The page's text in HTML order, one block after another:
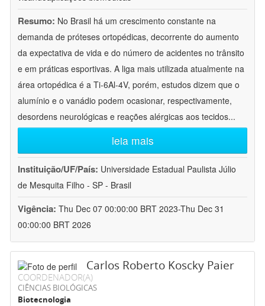
Resumo: No Brasil há um crescimento constante na
demanda de próteses ortopédicas, decorrente do aumento
da expectativa de vida e do número de acidentes no trânsito
e em práticas esportivas. A liga mais utilizada atualmente na
área ortopédica é a Ti-6Al-4V, porém, estudos dizem que o
alumínio e o vanádio podem ocasionar, respectivamente,
desordens neurológicas e reações alérgicas aos tecidos...
leia mais
Instituição/UF/País: Universidade Estadual Paulista Júlio
de Mesquita Filho - SP - Brasil
Vigência: Thu Dec 07 00:00:00 BRT 2023-Thu Dec 31
00:00:00 BRT 2026
Carlos Roberto Koscky Paier
COORDENADOR(A)
CIÊNCIAS BIOLÓGICAS
Biotecnologia